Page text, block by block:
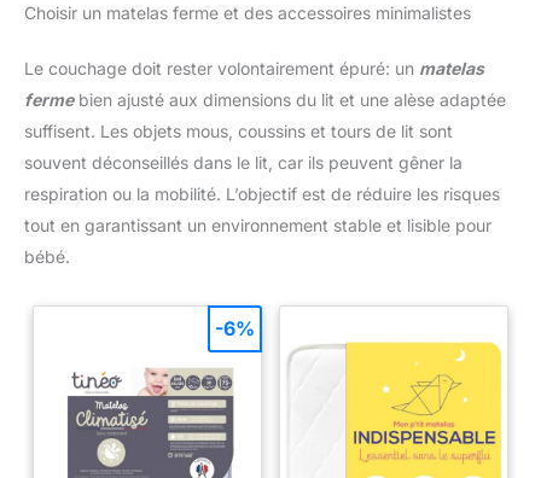
Choisir un matelas ferme et des accessoires minimalistes
Le couchage doit rester volontairement épuré: un matelas
fermebien ajusté aux dimensions du lit et une alèse adaptée
suffisent. Les objets mous, coussins et tours de lit sont
souvent déconseillés dans le lit, car ils peuvent gêner la
respiration ou la mobilité. L’objectif est de réduire les risques
tout en garantissant un environnement stable et lisible pour
bébé.
-6%